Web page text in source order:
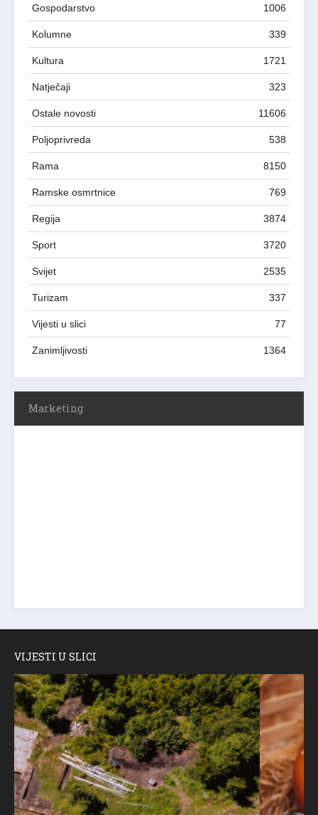
Gospodarstvo 1006
Kolumne 339
Kultura 1721
Natječaji 323
Ostale novosti 11606
Poljoprivreda 538
Rama 8150
Ramske osmrtnice 769
Regija 3874
Sport 3720
Svijet 2535
Turizam 337
Vijesti u slici 77
Zanimljivosti 1364
Marketing
VIJESTI U SLICI